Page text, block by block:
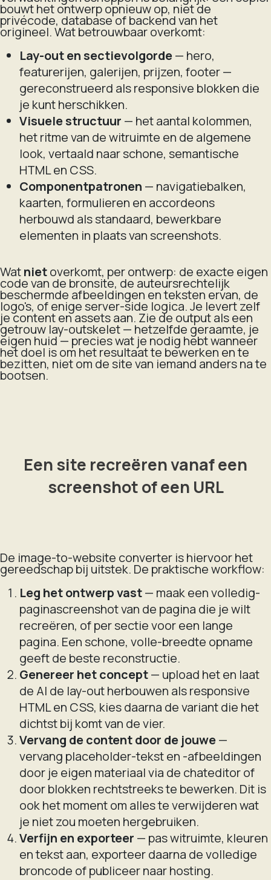
bouwt hetontwerpopnieuw op, niet de
privécode, database of backend van het
origineel. Wat betrouwbaar overkomt:
Lay-out en sectievolgorde— hero,
featurerijen, galerijen, prijzen, footer —
gereconstrueerd als responsive blokken die
je kunt herschikken.
Visuele structuur — het aantal kolommen,
het ritme van de witruimte en de algemene
look, vertaald naar schone, semantische
HTML en CSS.
Componentpatronen — navigatiebalken,
kaarten, formulieren en accordeons
herbouwd als standaard, bewerkbare
elementen in plaats van screenshots.
Watnietoverkomt, per ontwerp: de exacte eigen
code van de bronsite, de auteursrechtelijk
beschermde afbeeldingen en teksten ervan, de
logo's, of enige server-side logica. Je levert zelf
je content en assets aan. Zie de output als een
getrouw lay-outskelet — hetzelfde geraamte, je
eigen huid — precies wat je nodig hebt wanneer
het doel is om het resultaat te bewerken en te
bezitten, niet om de site van iemand anders na te
bootsen.
Een site recreëren vanaf een
screenshot of een URL
De image-to-website converter is hiervoor het
gereedschap bij uitstek. De praktische workflow:
Leg het ontwerp vast— maak een volledig-
paginascreenshot van de pagina die je wilt
recreëren, of per sectie voor een lange
pagina. Een schone, volle-breedte opname
geeft de beste reconstructie.
Genereer het concept— upload het en laat
de AI de lay-out herbouwen als responsive
HTML en CSS, kies daarna de variant die het
dichtst bij komt van de vier.
Vervang de content door de jouwe—
vervang placeholder-tekst en -afbeeldingen
door je eigen materiaal via de chateditor of
door blokken rechtstreeks te bewerken. Dit is
ook het moment om alles te verwijderen wat
je niet zou moeten hergebruiken.
Verfijn en exporteer — pas witruimte, kleuren
en tekst aan, exporteer daarna de volledige
broncode of publiceer naar hosting.